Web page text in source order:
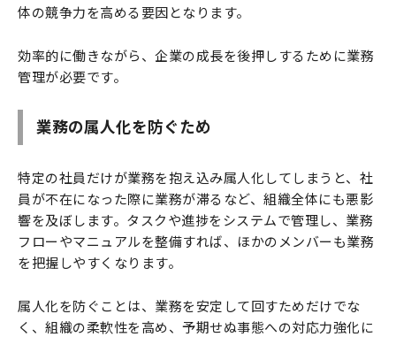
体の競争力を高める要因となります。
効率的に働きながら、企業の成長を後押しするために業務
管理が必要です。
業務の属人化を防ぐため
特定の社員だけが業務を抱え込み属人化してしまうと、社
員が不在になった際に業務が滞るなど、組織全体にも悪影
響を及ぼします。タスクや進捗をシステムで管理し、業務
フローやマニュアルを整備すれば、ほかのメンバーも業務
を把握しやすくなります。
属人化を防ぐことは、業務を安定して回すためだけでな
く、組織の柔軟性を高め、予期せぬ事態への対応力強化に